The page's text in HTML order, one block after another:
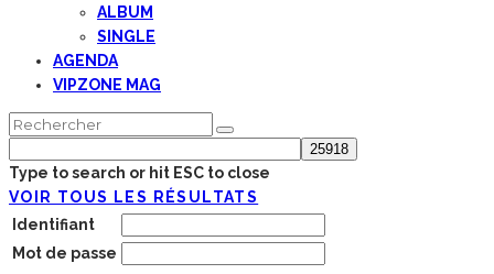
ALBUM
SINGLE
AGENDA
VIPZONE MAG
Type to search or hit ESC to close
VOIR TOUS LES RÉSULTATS
Identifiant
Mot de passe